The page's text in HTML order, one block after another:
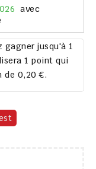
avec
gagner jusqu'à 1
1 point qui
de 0,20 €.